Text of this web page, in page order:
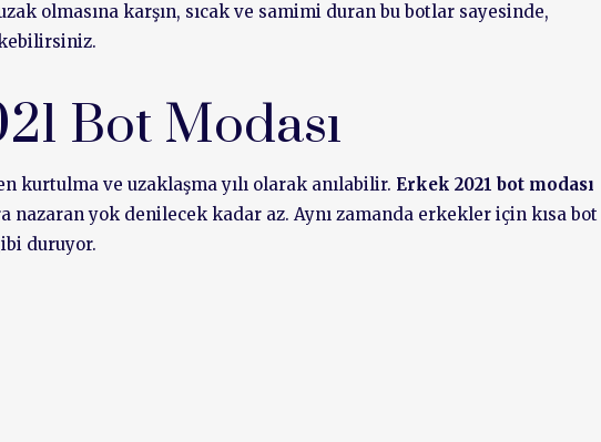
olmasına karşın, sıcak ve samimi duran bu botlar sayesinde,
Bot Modası
kurtulma ve uzaklaşma yılı olarak anılabilir. Erkek 2021 bot modası
nazaran yok denilecek kadar az. Aynı zamanda erkekler için kısa bot
duruyor.